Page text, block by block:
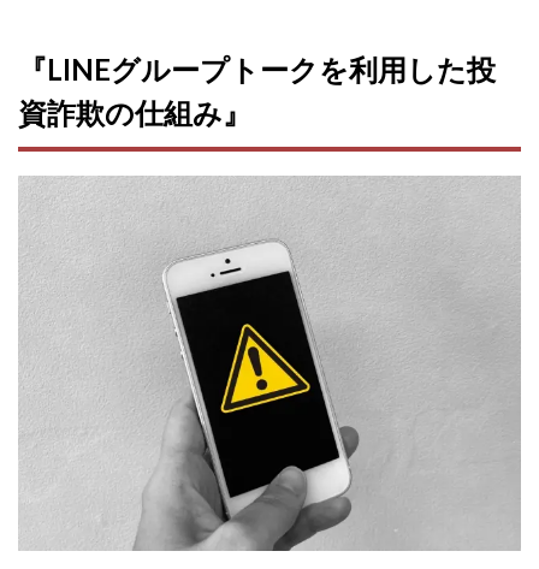
『LINEグループトークを利用した投
資詐欺の仕組み』
株式会社オタケン
株式会社ラット
株式会社リテラシー
清原達郎
浜田雄介
海外運営
深原祥太
清原資産管理グループ
清水 貴裕
清水圭一郎
渡辺佳織 湯浅 和弘
滝沢 風香
滝沢賢治
濵田雄介
無料!カンタン!はやっ!誰でも週給35万円GET!!
片山恵美子
物販/せどり/転売
江上 一機
株式会社ワーク
株式会社ワイズ
株式会社ワンダーリアリティ
株式会社仕
株式会社和
株式会社心渡